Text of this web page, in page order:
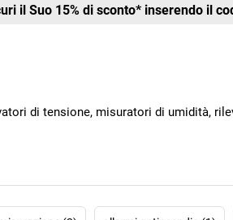
il Suo 15% di sconto* inserendo il
di tensione, misuratori di umidità,